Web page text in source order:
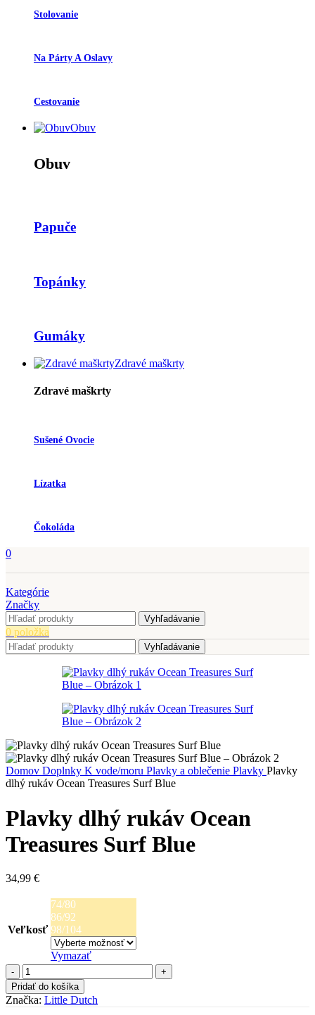
Stolovanie
Na Párty A Oslavy
Cestovanie
Obuv
Obuv
Papuče
Topánky
Gumáky
Zdravé maškrty
Zdravé maškrty
Sušené Ovocie
Lízatka
Čokoláda
0
Kategórie
Značky
Vyhľadávanie
0 položka
Vyhľadávanie
Domov Doplnky K vode/moru Plavky a oblečenie Plavky Plavky
dlhý rukáv Ocean Treasures Surf Blue
Plavky dlhý rukáv Ocean
Treasures Surf Blue
34,99 €
Veľkosť
74/80
86/92
98/104
Vymazať
množstvo
Plavky
dlhý
rukáv
Pridať do košíka
Značka: Little Dutch